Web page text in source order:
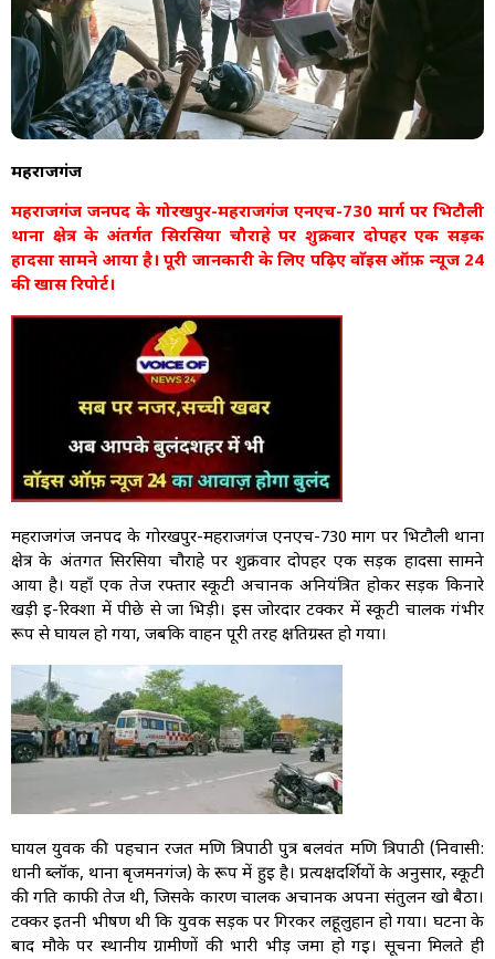
महराजगंज
महराजगंज जनपद के गोरखपुर-महराजगंज एनएच-730 मार्ग पर भिटौली
थाना क्षेत्र के अंतर्गत सिरसिया चौराहे पर शुक्रवार दोपहर एक सड़क
हादसा सामने आया है। पूरी जानकारी के लिए पढ़िए वाॅइस ऑफ़ न्यूज 24
की खास रिपोर्ट।
महराजगंज जनपद के गोरखपुर-महराजगंज एनएच-730 मार्ग पर भिटौली थाना
क्षेत्र के अंतर्गत सिरसिया चौराहे पर शुक्रवार दोपहर एक सड़क हादसा सामने
आया है। यहाँ एक तेज रफ्तार स्कूटी अचानक अनियंत्रित होकर सड़क किनारे
खड़ी ई-रिक्शा में पीछे से जा भिड़ी। इस जोरदार टक्कर में स्कूटी चालक गंभीर
रूप से घायल हो गया, जबकि वाहन पूरी तरह क्षतिग्रस्त हो गया।
घायल युवक की पहचान रजत मणि त्रिपाठी पुत्र बलवंत मणि त्रिपाठी (निवासी:
धानी ब्लॉक, थाना बृजमनगंज) के रूप में हुई है। प्रत्यक्षदर्शियों के अनुसार, स्कूटी
की गति काफी तेज थी, जिसके कारण चालक अचानक अपना संतुलन खो बैठा।
टक्कर इतनी भीषण थी कि युवक सड़क पर गिरकर लहूलुहान हो गया। घटना के
बाद मौके पर स्थानीय ग्रामीणों की भारी भीड़ जमा हो गई। सूचना मिलते ही